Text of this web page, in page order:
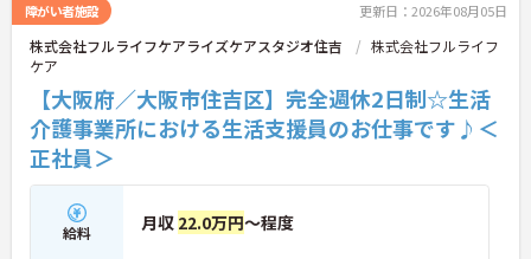
障がい者施設 更新日：2026年08月05日
株式会社フルライフケアライズケアスタジオ住吉
株式会社フルライフ
ケア
【大阪府／大阪市住吉区】完全週休2日制☆生活
介護事業所における生活支援員のお仕事です♪＜
正社員＞
給料 月収 22.0万円～程度